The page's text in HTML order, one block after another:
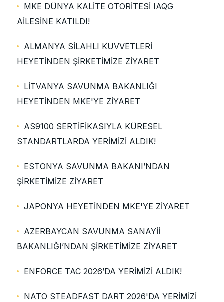
MKE DÜNYA KALİTE OTORİTESİ IAQG
AİLESİNE KATILDI!
ALMANYA SİLAHLI KUVVETLERİ
HEYETİNDEN ŞİRKETİMİZE ZİYARET
LİTVANYA SAVUNMA BAKANLIĞI
HEYETİNDEN MKE'YE ZİYARET
AS9100 SERTİFİKASIYLA KÜRESEL
STANDARTLARDA YERİMİZİ ALDIK!
ESTONYA SAVUNMA BAKANI’NDAN
ŞİRKETİMİZE ZİYARET
JAPONYA HEYETİNDEN MKE'YE ZİYARET
AZERBAYCAN SAVUNMA SANAYİİ
BAKANLIĞI’NDAN ŞİRKETİMİZE ZİYARET
ENFORCE TAC 2026’DA YERİMİZİ ALDIK!
NATO STEADFAST DART 2026'DA YERİMİZİ